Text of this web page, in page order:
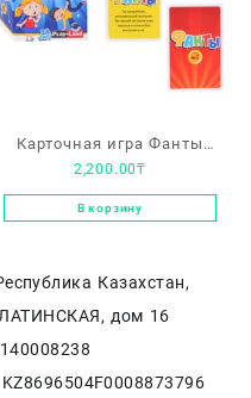
Карточная игра Фанты
№2
2,200.00₸
В корзину
Казахстан,
дом 16